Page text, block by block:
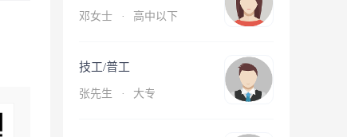
邓女士 · 高中以下
技工/普工
张先生 · 大专